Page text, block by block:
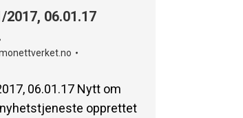
2017, 06.01.17
06.01.17 Nytt om
nyhetstjeneste opprettet